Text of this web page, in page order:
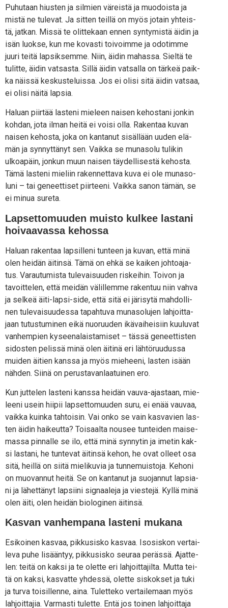
Puhu­taan hius­ten ja sil­mien väreis­tä ja muo­dois­ta ja
mis­tä ne tule­vat. Ja sit­ten teil­lä on myös jotain yhteis­
tä, jat­kan. Mis­sä te olit­te­kaan ennen syn­ty­mis­tä äidin ja
isän luok­se, kun me kovas­ti toi­voim­me ja odo­tim­me
juu­ri tei­tä lap­sik­sem­me. Niin, äidin mahas­sa. Siel­tä te
tulit­te, äidin vat­sas­ta. Sil­lä äidin vat­sal­la on tär­keä paik­
ka näis­sä kes­kus­te­luis­sa. Jos ei oli­si sitä äidin vat­saa,
ei oli­si näi­tä lapsia.
Haluan piir­tää las­te­ni mie­leen nai­sen kehos­ta­ni jon­kin
koh­dan, jota ilman hei­tä ei voi­si olla. Raken­taa kuvan
nai­sen kehos­ta, joka on kan­ta­nut sisäl­lään uuden elä­
män ja syn­nyt­tä­nyt sen. Vaik­ka se muna­so­lu tuli­kin
ulkoa­päin, jon­kun muun nai­sen täy­del­li­ses­tä kehos­ta.
Tämä las­te­ni mie­liin raken­net­ta­va kuva ei ole muna­so­
lu­ni – tai geneet­ti­set piir­tee­ni. Vaik­ka sanon tämän, se
ei minua sureta.
Lapsettomuuden muisto kulkee lastani
hoivaavassa kehossa
Haluan raken­taa lap­sil­le­ni tun­teen ja kuvan, että minä
olen hei­dän äitin­sä. Tämä on ehkä se kai­ken joh­toa­ja­
tus. Varau­tu­mis­ta tule­vai­suu­den ris­kei­hin. Toi­von ja
tavoit­te­len, että mei­dän välil­lem­me raken­tuu niin vah­va
ja sel­keä äiti-lap­si-side, että sitä ei järi­sy­tä mah­dol­li­
nen tule­vai­suu­des­sa tapah­tu­va muna­so­lu­jen lah­joit­ta­
jaan tutus­tu­mi­nen eikä nuo­ruu­den ikä­vai­hei­siin kuu­lu­vat
van­hem­pien kysee­na­lais­ta­mi­set – täs­sä geneet­tis­ten
sidos­ten pelis­sä minä olen äiti­nä eri läh­tö­ruu­dus­sa
mui­den äitien kans­sa ja myös mie­hee­ni, las­ten isään
näh­den. Sii­nä on perus­ta­van­laa­tui­nen ero.
Kun jut­te­len las­te­ni kans­sa hei­dän vau­va-ajas­taan, mie­
lee­ni usein hii­pii lap­set­to­muu­den suru, ei enää vau­vaa,
vaik­ka kuin­ka tah­toi­sin. Vai onko se vain kas­va­vien las­
ten äidin hai­keut­ta? Toi­saal­ta nousee tun­tei­den mai­se­
mas­sa pin­nal­le se ilo, että minä syn­ny­tin ja ime­tin kak­
si las­ta­ni, he tun­te­vat äitin­sä kehon, he ovat olleet osa
sitä, heil­lä on sii­tä mie­li­ku­via ja tun­ne­muis­to­ja. Keho­ni
on muo­van­nut hei­tä. Se on kan­ta­nut ja suo­jan­nut lap­sia­
ni ja lähet­tä­nyt lap­sii­ni sig­naa­le­ja ja vies­te­jä. Kyl­lä minä
olen äiti, olen hei­dän bio­lo­gi­nen äitinsä.
Kasvan vanhempana lasteni mukana
Esi­koi­nen kas­vaa, pik­kusis­ko kas­vaa. Iso­sis­kon ver­tai­
le­va puhe lisään­tyy, pik­kusis­ko seu­raa peräs­sä. Ajat­te­
len: tei­tä on kak­si ja te olet­te eri lah­joit­ta­jil­ta. Mut­ta tei­
tä on kak­si, kas­vat­te yhdes­sä, olet­te sis­kok­set ja tuki
ja tur­va toi­sil­len­ne, aina. Tulet­te­ko ver­tai­le­maan myös
lah­joit­ta­jia. Var­mas­ti tulet­te. Entä jos toi­nen lah­joit­ta­ja